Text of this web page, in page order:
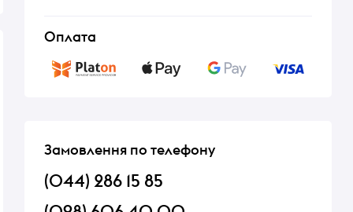
Оплата
Замовлення по телефону
(044) 286 15 85